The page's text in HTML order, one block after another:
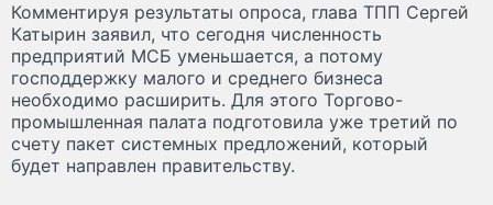
Комментируя результаты опроса, глава ТПП Сергей
Катырин заявил, что сегодня численность
предприятий МСБ уменьшается, а потому
господдержку малого и среднего бизнеса
необходимо расширить. Для этого Торгово-
промышленная палата подготовила уже третий по
счету пакет системных предложений, который
будет направлен правительству.